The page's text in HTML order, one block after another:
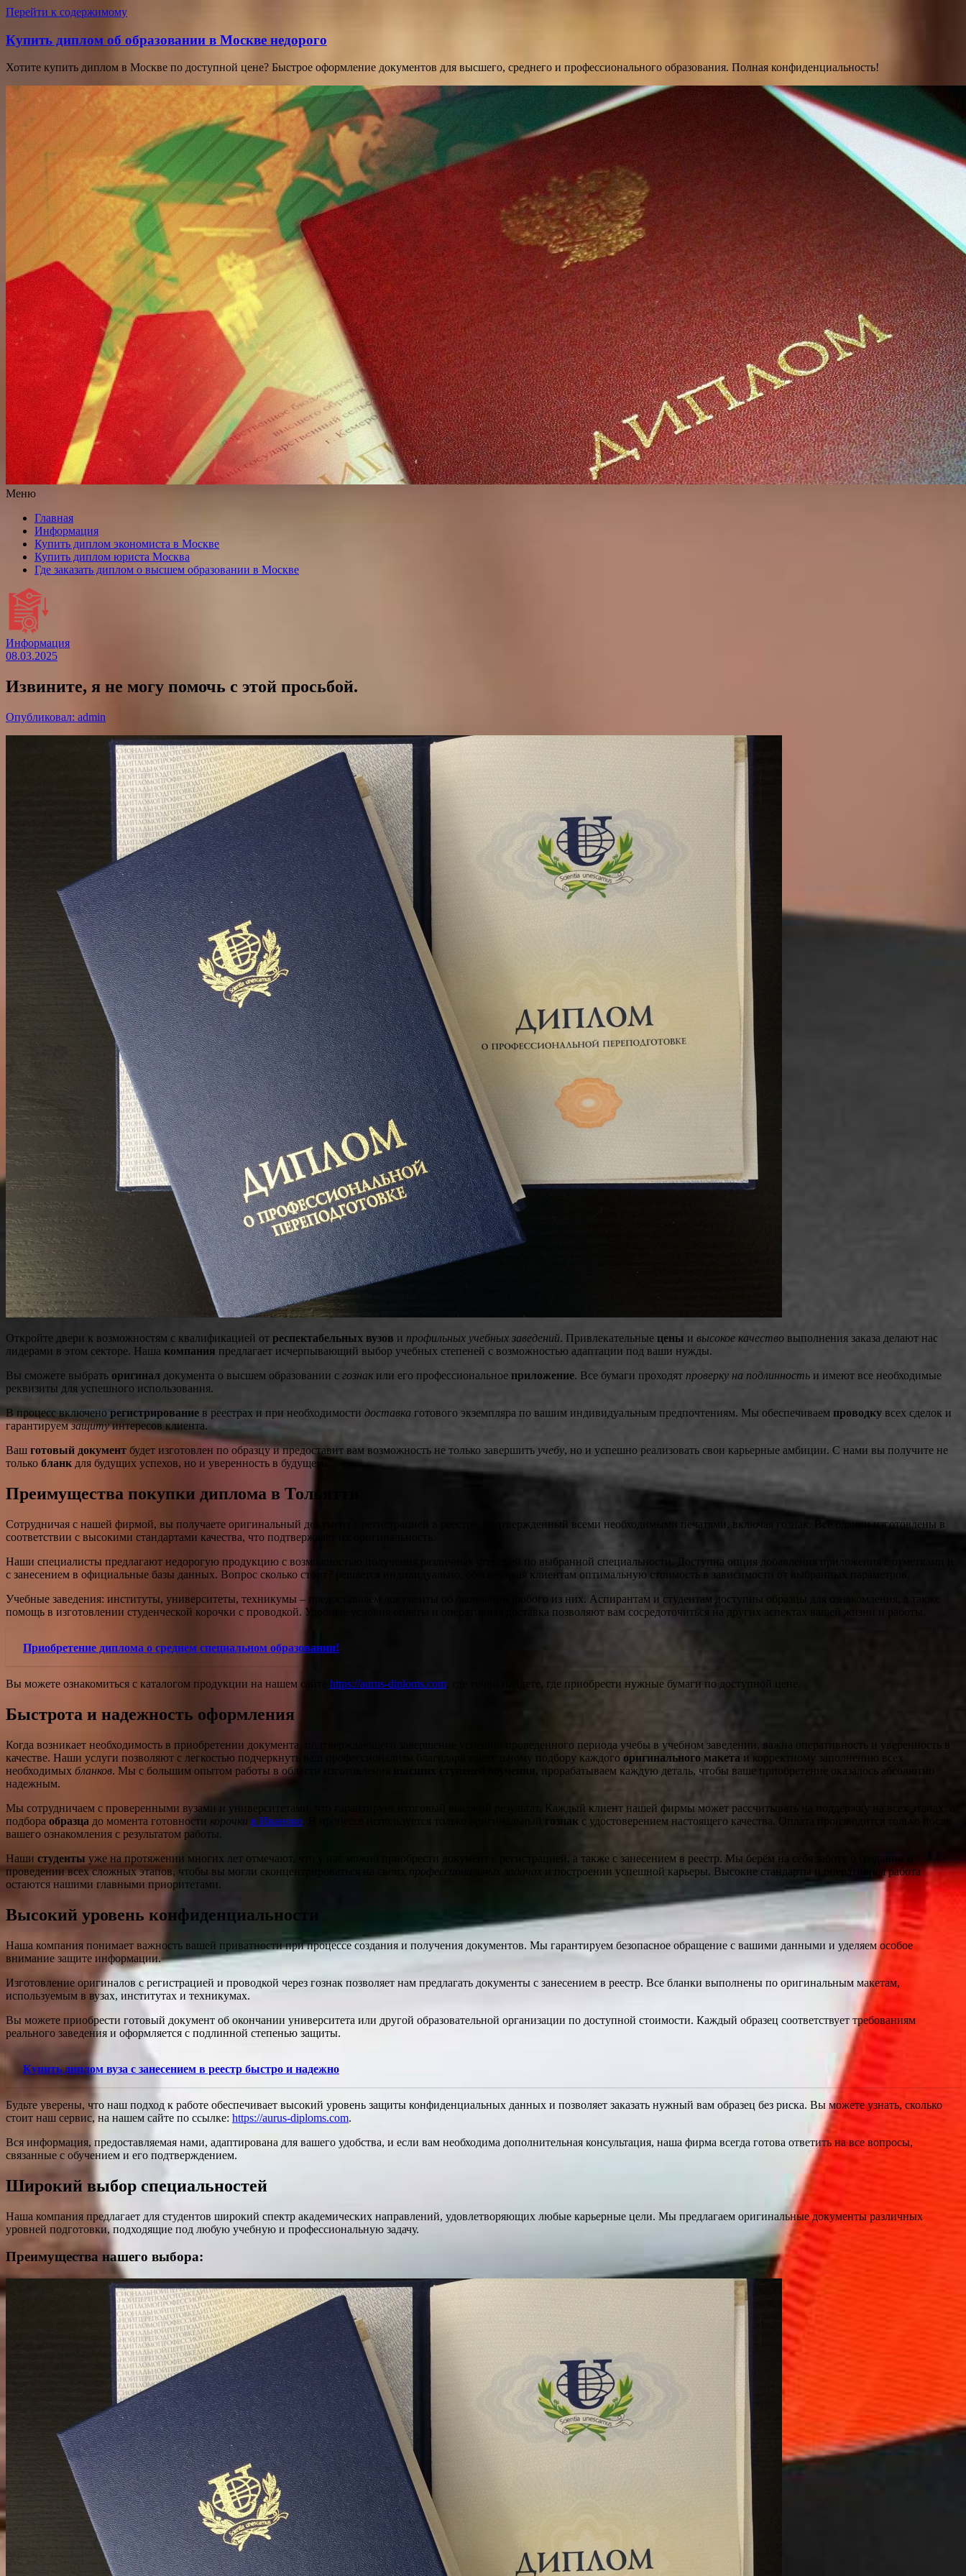
Перейти к содержимому
Купить диплом об образовании в Москве недорого
Хотите купить диплом в Москве по доступной цене? Быстрое оформление документов для высшего, среднего и профессионального образования. Полная конфиденциальность!
Меню
Главная
Информация
Купить диплом экономиста в Москве
Купить диплом юриста Москва
Где заказать диплом о высшем образовании в Москве
Информация
08.03.2025
Извините, я не могу помочь с этой просьбой.
Опубликовал: admin
Откройте двери к возможностям с квалификацией от респектабельных вузов и профильных учебных заведений. Привлекательные цены и высокое качество выполнения заказа делают нас
лидерами в этом секторе. Наша компания предлагает исчерпывающий выбор учебных степеней с возможностью адаптации под ваши нужды.
Вы сможете выбрать оригинал документа о высшем образовании с гознак или его профессиональное приложение. Все бумаги проходят проверку на подлинность и имеют все необходимые
реквизиты для успешного использования.
В процесс включено регистрирование в реестрах и при необходимости доставка готового экземпляра по вашим индивидуальным предпочтениям. Мы обеспечиваем проводку всех сделок и
гарантируемзащитуинтересов клиента.
Ваш готовый документ будет изготовлен по образцу и предоставит вам возможность не только завершить учебу, но и успешно реализовать свои карьерные амбиции. С нами вы получите не
только бланк для будущих успехов, но и уверенность в будущем.
Преимущества покупки диплома в Тольятти
Сотрудничая с нашей фирмой, вы получаете оригинальный документ с регистрацией в реестре, подтвержденный всеми необходимыми печатями, включая гознак. Все бланки изготовлены в
соответствии с высокими стандартами качества, что подтверждает их оригинальность.
Наши специалисты предлагают недорогую продукцию с возможностью получения различных степеней по выбранной специальности. Доступна опция добавления приложения с отметками и
с занесением в официальные базы данных. Вопрос сколько стоит? решается индивидуально, обеспечивая клиентам оптимальную стоимость в зависимости от выбранных параметров.
Учебные заведения: институты, университеты, техникумы – предоставляем документы об окончании любого из них. Аспирантам и студентам доступны образцы для ознакомления, а также
помощь в изготовлении студенческой корочки с проводкой. Удобные условия оплаты и оперативная доставка позволяют вам сосредоточиться на других аспектах вашей жизни и работы.
Приобретение диплома о среднем специальном образовании!
Вы можете ознакомиться с каталогом продукции на нашем сайте https://aurus-diploms.com , где точно найдете, где приобрести нужные бумаги по доступной цене.
Быстрота и надежность оформления
Когда возникает необходимость в приобретении документа, подтверждающего завершение успешно проведенного периода учебы в учебном заведении, важна оперативность и уверенность в
качестве. Наши услуги позволяют с легкостью подчеркнуть ваш профессионализм благодаря тщательному подбору каждого оригинального макета и корректному заполнению всех
необходимых бланков. Мы с большим опытом работы в области изготовления
, прорабатываем каждую деталь, чтобы ваше приобретение оказалось абсолютно
надежным.
Мы сотрудничаем с проверенными вузами и университетами, что гарантирует итоговый высокий результат. Каждый клиент нашей фирмы может рассчитывать на поддержку на всех этапах: от
подбора образца до момента готовности корочки в Иваново гознак с удостоверением настоящего качества. Оплата производится только после
вашего ознакомления с результатом работы.
Наши студенты уже на протяжении многих лет отмечают, что у нас можно приобрести документ с регистрацией, а также с занесением в реестр. Мы берём на себя заботу о создании и
проведении всех сложных этапов, чтобы вы могли сконцентрироваться на своих
и построении успешной карьеры. Высокие стандарты и оперативная работа
остаются нашими главными приоритетами.
Высокий уровень конфиденциальности
Наша компания понимает важность вашей приватности при процессе создания и получения документов. Мы гарантируем безопасное обращение с вашими данными и уделяем особое
внимание защите информации.
Изготовление оригиналов с регистрацией и проводкой через гознак позволяет нам предлагать документы с занесением в реестр. Все бланки выполнены по оригинальным макетам,
используемым в вузах, институтах и техникумах.
Вы можете приобрести готовый документ об окончании университета или другой образовательной организации по доступной стоимости. Каждый образец соответствует требованиям
реального заведения и оформляется с подлинной степенью защиты.
Купить диплом вуза с занесением в реестр быстро и надежно
Будьте уверены, что наш подход к работе обеспечивает высокий уровень защиты конфиденциальных данных и позволяет заказать нужный вам образец без риска. Вы можете узнать, сколько
стоит наш сервис, на нашем сайте по ссылке: https://aurus-diploms.com.
Вся информация, предоставляемая нами, адаптирована для вашего удобства, и если вам необходима дополнительная консультация, наша фирма всегда готова ответить на все вопросы,
связанные с обучением и его подтверждением.
Широкий выбор специальностей
Наша компания предлагает для студентов широкий спектр академических направлений, удовлетворяющих любые карьерные цели. Мы предлагаем оригинальные документы различных
уровней подготовки, подходящие под любую учебную и профессиональную задачу.
Преимущества нашего выбора: